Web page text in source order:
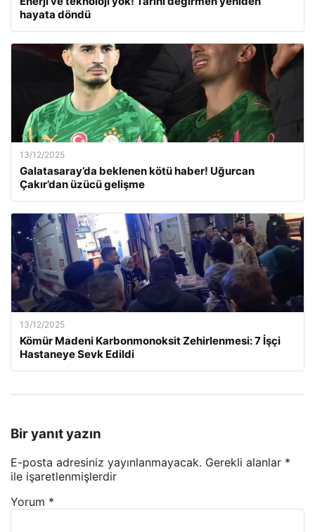
hayata döndü
13/12/2025
Galatasaray’da beklenen kötü haber! Uğurcan
Çakır’dan üzücü gelişme
13/12/2025
Kömür Madeni Karbonmonoksit Zehirlenmesi: 7 İşçi
Hastaneye Sevk Edildi
Bir yanıt yazın
E-posta adresiniz yayınlanmayacak. Gerekli alanlar *
ile işaretlenmişlerdir
Yorum *